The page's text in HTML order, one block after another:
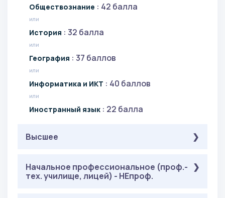
Обществознание : 42 балла
или
История : 32 балла
или
География : 37 баллов
или
Информатика и ИКТ : 40 баллов
или
Иностранный язык : 22 балла
Высшее
Обязательные( Онлайн-тестирование ):
Русский язык : 36 баллов
Начальное профессиональное (проф.-
тех. училище, лицей) - НЕпроф.